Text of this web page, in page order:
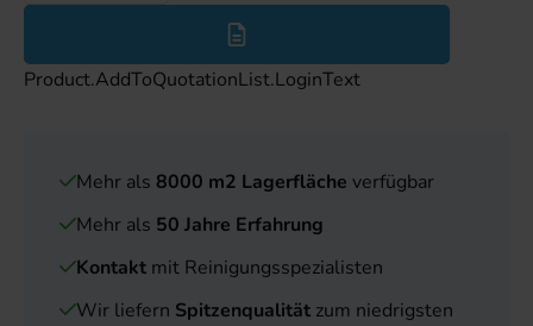
Product.AddToQuotationList.LoginText
Mehr als 8000 m2 Lagerfläche verfügbar
Mehr als 50 Jahre Erfahrung
Kontakt mit Reinigungsspezialisten
Wir liefern Spitzenqualität zum niedrigsten